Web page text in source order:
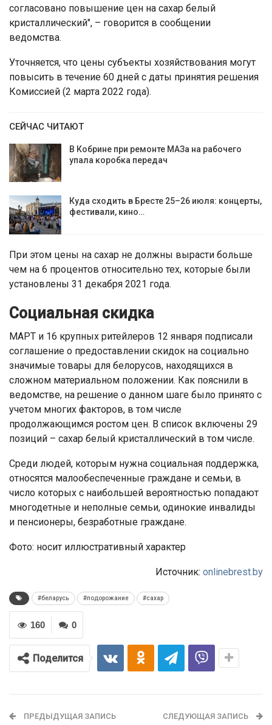
согласовано повышение цен на сахар белый
кристаллический", – говорится в сообщении
ведомства.
Уточняется, что цены субъекты хозяйствования могут
повысить в течение 60 дней с даты принятия решения
Комиссией (2 марта 2022 года).
СЕЙЧАС ЧИТАЮТ
В Кобрине при ремонте МАЗа на рабочего
упала коробка передач
Куда сходить в Бресте 25–26 июля: концерты,
фестивали, кино…
При этом цены на сахар не должны вырасти больше
чем на 6 процентов относительно тех, которые были
установлены 31 декабря 2021 года.
Социальная скидка
МАРТ и 16 крупных ритейлеров 12 января подписали
соглашение о предоставлении скидок на социально
значимые товары для белорусов, находящихся в
сложном материальном положении. Как пояснили в
ведомстве, на решение о данном шаге было принято с
учетом многих факторов, в том числе
продолжающимся ростом цен. В список включены 29
позиций – сахар белый кристаллический в том числе.
Среди людей, которым нужна социальная поддержка,
относятся малообеспеченные граждане и семьи, в
число которых с наибольшей вероятностью попадают
многодетные и неполные семьи, одинокие инвалиды
и пенсионеры, безработные граждане.
Фото: носит иллюстративный характер
Источник: onlinebrest.by
#беларусь #подорожание #сахар
0
160
Поделится
ПРЕДЫДУЩАЯ ЗАПИСЬ СЛЕДУЮЩАЯ ЗАПИСЬ